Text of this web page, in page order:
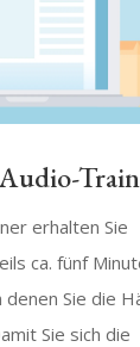
erhalten Sie
ca. fünf
Sie die
Sie sich die